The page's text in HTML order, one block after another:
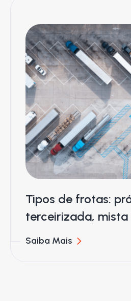
Tipos de frotas:
terceirizada,
Saiba Mais